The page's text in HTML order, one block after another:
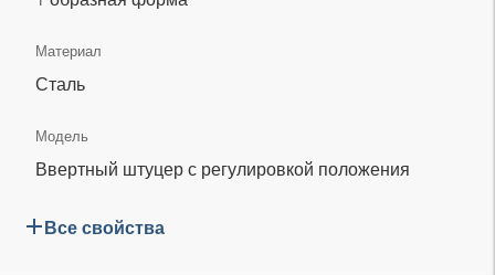
Материал
Сталь
Модель
Ввертный штуцер с регулировкой положения
Все свойства